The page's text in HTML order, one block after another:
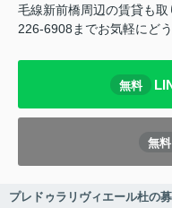
毛線新前橋周辺の賃貸も
226-6908までお気軽にどう
無料
無料
プレドゥラリヴィエール杜の